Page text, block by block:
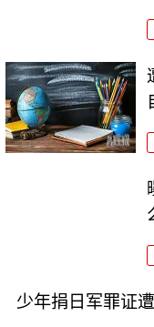
少年捐日军罪证